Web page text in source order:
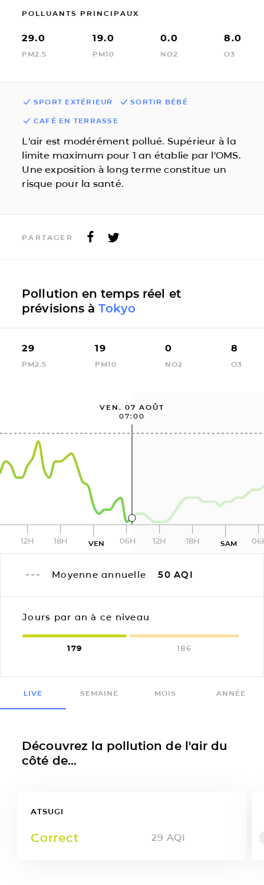
POLLUANTS PRINCIPAUX
29.0
PM2.5
19.0
PM10
0.0
NO2
8.0
O3
SPORT EXTÉRIEUR SORTIR BÉBÉ
CAFÉ EN TERRASSE
L'air est modérément pollué. Supérieur à la
limite maximum pour 1 an établie par l'OMS.
Une exposition à long terme constitue un
risque pour la santé.
PARTAGER
Pollution en temps réel et
prévisions à Tokyo
29
PM2.5
19
PM10
0
NO2
8
O3
VEN. 07 AOÛT
07:00
12H 18H VEN 06H 12H 18H SAM
Moyenne annuelle 50 AQI
Jours par an à ce niveau
179 186
LIVE SEMAINE MOIS ANNÉE
Découvrez la pollution de l'air du
côté de...
ATSUGI
Correct 29 AQI